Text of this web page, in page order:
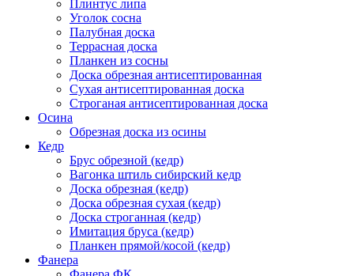
Плинтус липа
Уголок сосна
Палубная доска
Террасная доска
Планкен из сосны
Доска обрезная антисептированная
Сухая антисептированная доска
Строганая антисептированная доска
Осина
Обрезная доска из осины
Кедр
Брус обрезной (кедр)
Вагонка штиль сибирский кедр
Доска обрезная (кедр)
Доска обрезная сухая (кедр)
Доска строганная (кедр)
Имитация бруса (кедр)
Планкен прямой/косой (кедр)
Фанера